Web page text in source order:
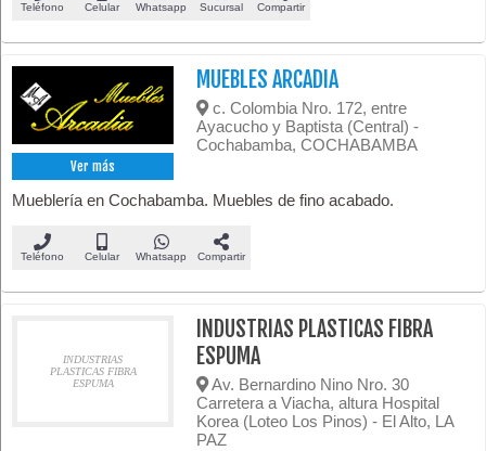
Teléfono Celular Whatsapp Sucursal Compartir
Ver más
MUEBLES ARCADIA
c. Colombia Nro. 172, entre
Ayacucho y Baptista (Central) -
Cochabamba, COCHABAMBA
Mueblería en Cochabamba. Muebles de fino acabado.
Teléfono Celular Whatsapp Compartir
INDUSTRIAS
PLASTICAS FIBRA
ESPUMA
INDUSTRIAS PLASTICAS FIBRA
ESPUMA
Av. Bernardino Nino Nro. 30
Carretera a Viacha, altura Hospital
Korea (Loteo Los Pinos) - El Alto, LA
PAZ